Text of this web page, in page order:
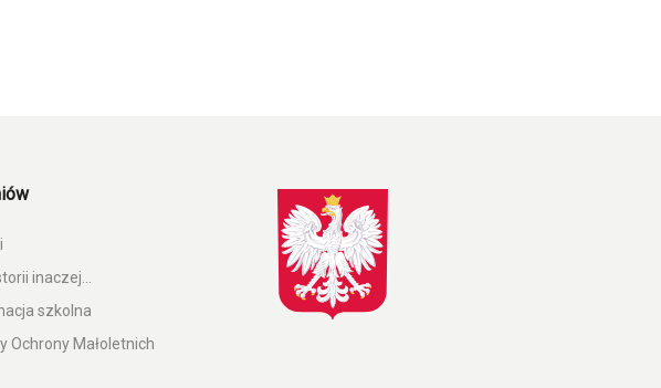
inaczej…
szkolna
Ochrony Małoletnich